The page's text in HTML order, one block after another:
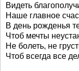
Видеть
Наше главное
В день рожденья
Чтоб мечты
Не болеть, не
Чтоб всегда все